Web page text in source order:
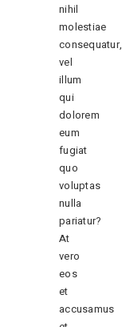
nihil
molestiae
consequatur,
vel
illum
qui
dolorem
eum
fugiat
quo
voluptas
nulla
pariatur?
At
vero
eos
et
accusamus